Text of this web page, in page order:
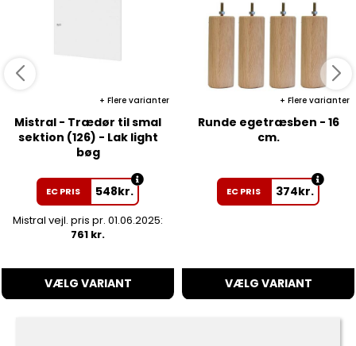
Flere varianter
Mistral - Trædør til smal
sektion (126) - Lak light
bøg
EC PRIS 548kr.
Mistral vejl. pris pr. 01.06.2025:
761 kr.
VÆLG VARIANT
Flere varianter
Runde egetræsben - 16
cm.
EC PRIS 374kr.
VÆLG VARIANT